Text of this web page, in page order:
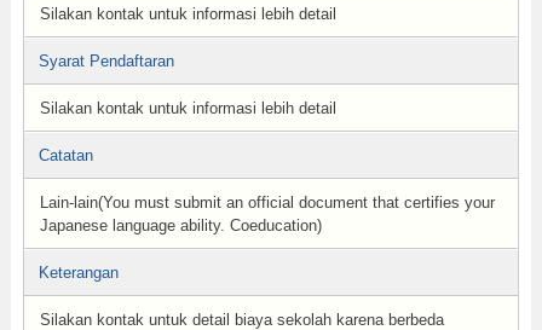
Silakan kontak untuk informasi lebih detail
Syarat Pendaftaran
Silakan kontak untuk informasi lebih detail
Catatan
Lain-lain(You must submit an official document that certifies your
Japanese language ability. Coeducation)
Keterangan
Silakan kontak untuk detail biaya sekolah karena berbeda